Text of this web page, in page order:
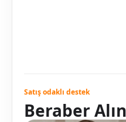
Satış odaklı destek
Beraber